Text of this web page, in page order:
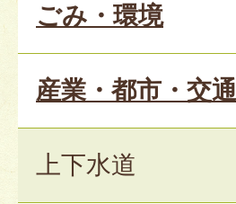
ごみ・環境
産業・都市・交通
上下水道